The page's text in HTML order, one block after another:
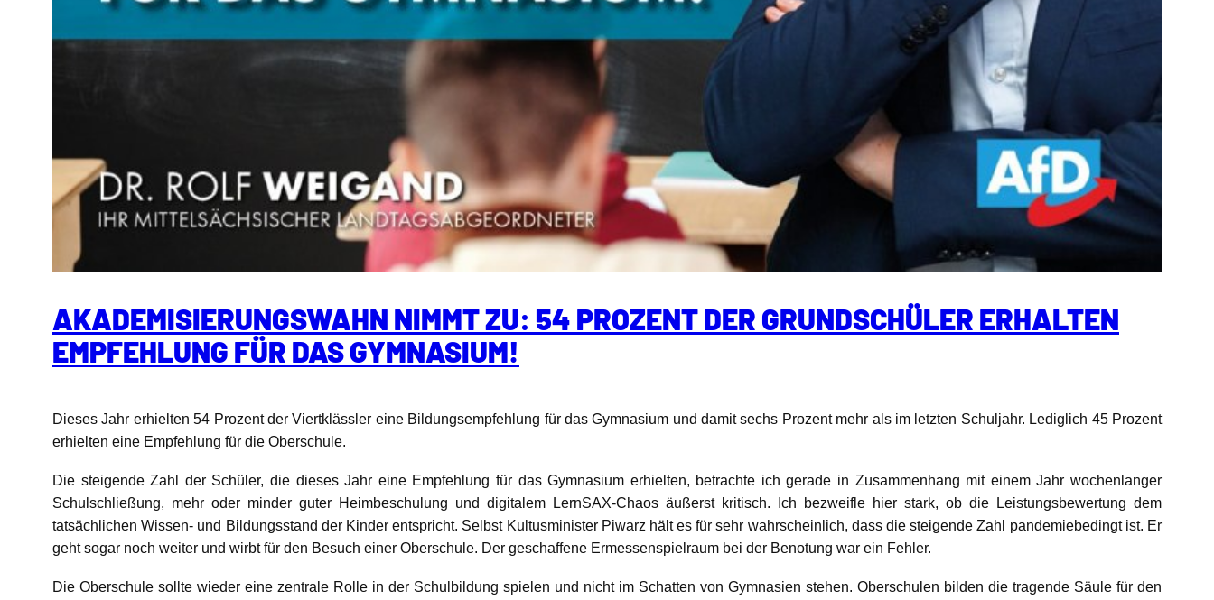
AKADEMISIERUNGSWAHN NIMMT ZU: 54 PROZENT DER GRUNDSCHÜLER ERHALTEN
EMPFEHLUNG FÜR DAS GYMNASIUM!
Dieses Jahr erhielten 54 Prozent der Viertklässler eine Bildungsempfehlung für das Gymnasium und damit sechs Prozent mehr als im letzten Schuljahr. Lediglich 45 Prozent
erhielten eine Empfehlung für die Oberschule.
Die steigende Zahl der Schüler, die dieses Jahr eine Empfehlung für das Gymnasium erhielten, betrachte ich gerade in Zusammenhang mit einem Jahr wochenlanger
Schulschließung, mehr oder minder guter Heimbeschulung und digitalem LernSAX-Chaos äußerst kritisch. Ich bezweifle hier stark, ob die Leistungsbewertung dem
tatsächlichen Wissen- und Bildungsstand der Kinder entspricht. Selbst Kultusminister Piwarz hält es für sehr wahrscheinlich, dass die steigende Zahl pandemiebedingt ist. Er
geht sogar noch weiter und wirbt für den Besuch einer Oberschule. Der geschaffene Ermessenspielraum bei der Benotung war ein Fehler.
Die Oberschule sollte wieder eine zentrale Rolle in der Schulbildung spielen und nicht im Schatten von Gymnasien stehen. Oberschulen bilden die tragende Säule für den